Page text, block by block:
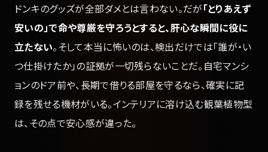
ドンキのグッズが全部ダメとは言わない。だが「とりあえず
安いの」で命や尊厳を守ろうとすると、肝心な瞬間に役に
立たない。そして本当に怖いのは、検出だけでは「誰が・い
つ仕掛けたか」の証拠が一切残らないことだ。自宅マンシ
ョンのドア前や、長期で借りる部屋を守るなら、確実に記
録を残せる機材がいる。インテリアに溶け込む観葉植物型
は、その点で安心感が違った。